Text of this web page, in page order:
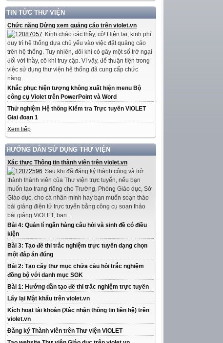
TIN TỨC THƯ VIỆN
Chức năng Dừng xem quảng cáo trên violet.vn
Kính chào các thầy, cô! Hiện tại, kinh phí
duy trì hệ thống dựa chủ yếu vào việc đặt quảng cáo
trên hệ thống. Tuy nhiên, đôi khi có gây một số trở ngại
đối với thầy, cô khi truy cập. Vì vậy, để thuận tiện trong
việc sử dụng thư viện hệ thống đã cung cấp chức
năng...
Khắc phục hiện tượng không xuất hiện menu Bộ
công cụ Violet trên PowerPoint và Word
Thử nghiệm Hệ thống Kiểm tra Trực tuyến ViOLET
Giai đoạn 1
Xem tiếp
HƯỚNG DẪN SỬ DỤNG THƯ VIỆN
Xác thực Thông tin thành viên trên violet.vn
Sau khi đã đăng ký thành công và trở
thành thành viên của Thư viện trực tuyến, nếu bạn
muốn tạo trang riêng cho Trường, Phòng Giáo dục, Sở
Giáo dục, cho cá nhân mình hay bạn muốn soạn thảo
bài giảng điện tử trực tuyến bằng công cụ soạn thảo
bài giảng ViOLET, bạn...
Bài 4: Quản lí ngân hàng câu hỏi và sinh đề có điều
kiện
Bài 3: Tạo đề thi trắc nghiệm trực tuyến dạng chọn
một đáp án đúng
Bài 2: Tạo cây thư mục chứa câu hỏi trắc nghiệm
đồng bộ với danh mục SGK
Bài 1: Hướng dẫn tạo đề thi trắc nghiệm trực tuyến
Lấy lại Mật khẩu trên violet.vn
Kích hoạt tài khoản (Xác nhận thông tin liên hệ) trên
violet.vn
Đăng ký Thành viên trên Thư viện ViOLET